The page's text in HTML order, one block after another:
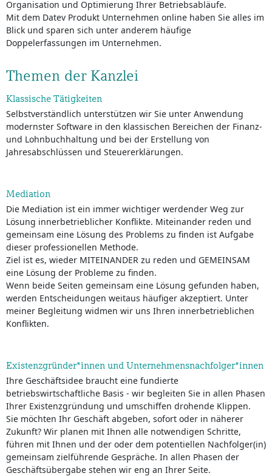
Organisation und Optimierung Ihrer Betriebsabläufe.
Mit dem Datev Produkt Unternehmen online haben Sie alles im
Blick und sparen sich unter anderem häufige
Doppelerfassungen im Unternehmen.
Themen der Kanzlei
Klassische Tätigkeiten
Selbstverständlich unterstützen wir Sie unter Anwendung
modernster Software in den klassischen Bereichen der Finanz-
und Lohnbuchhaltung und bei der Erstellung von
Jahresabschlüssen und Steuererklärungen.
Mediation
Die Mediation ist ein immer wichtiger werdender Weg zur
Lösung innerbetrieblicher Konflikte. Miteinander reden und
gemeinsam eine Lösung des Problems zu finden ist Aufgabe
dieser professionellen Methode.
Ziel ist es, wieder MITEINANDER zu reden und GEMEINSAM
eine Lösung der Probleme zu finden.
Wenn beide Seiten gemeinsam eine Lösung gefunden haben,
werden Entscheidungen weitaus häufiger akzeptiert. Unter
meiner Begleitung widmen wir uns Ihren innerbetrieblichen
Konflikten.
Existenzgründer*innen und Unternehmensnachfolger*innen
Ihre Geschäftsidee braucht eine fundierte
betriebswirtschaftliche Basis - wir begleiten Sie in allen Phasen
Ihrer Existenzgründung und umschiffen drohende Klippen.
Sie möchten Ihr Geschäft abgeben, sofort oder in näherer
Zukunft? Wir planen mit Ihnen alle notwendigen Schritte,
führen mit Ihnen und der oder dem potentiellen Nachfolger(in)
gemeinsam zielführende Gespräche. In allen Phasen der
Geschäftsübergabe stehen wir eng an Ihrer Seite.